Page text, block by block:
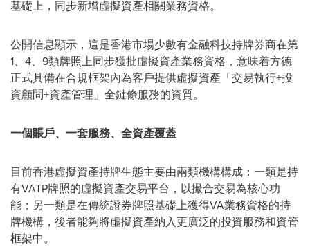
基礎上，同步新增虛擬資產相關業務資格。
公開信息顯示，這是香港市場少數有金融科技持牌券商在第
1、4、9類牌照上同步獲批虛擬資產業務資格，意味着方德
正式具備在合規框架內為客戶提供虛擬資產「交易執行+投
資顧問+資產管理」全鏈條服務的資質。
一個賬戶、一套服務、全資產覆蓋
目前香港虛擬資產持牌生態主要由兩類機構構成：一類是持
有VATP牌照的虛擬資產交易平台，以撮合交易為核心功
能；另一類是在傳統證券牌照基礎上獲得VA業務資格的持
牌機構，後者能夠將虛擬資產納入更廣泛的投資服務和資管
框架中。